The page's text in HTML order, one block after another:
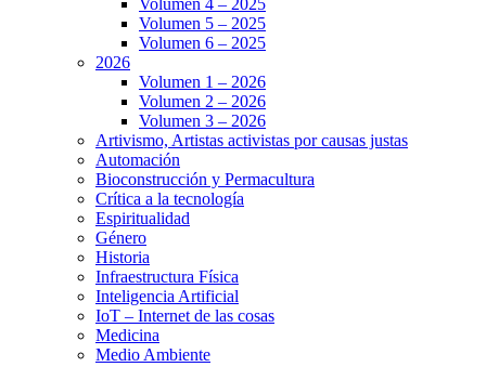
Volumen 5 – 2025
Volumen 6 – 2025
2026
Volumen 1 – 2026
Volumen 2 – 2026
Volumen 3 – 2026
Artivismo, Artistas activistas por causas justas
Automación
Bioconstrucción y Permacultura
Crítica a la tecnología
Espiritualidad
Género
Historia
Infraestructura Física
Inteligencia Artificial
IoT – Internet de las cosas
Medicina
Medio Ambiente